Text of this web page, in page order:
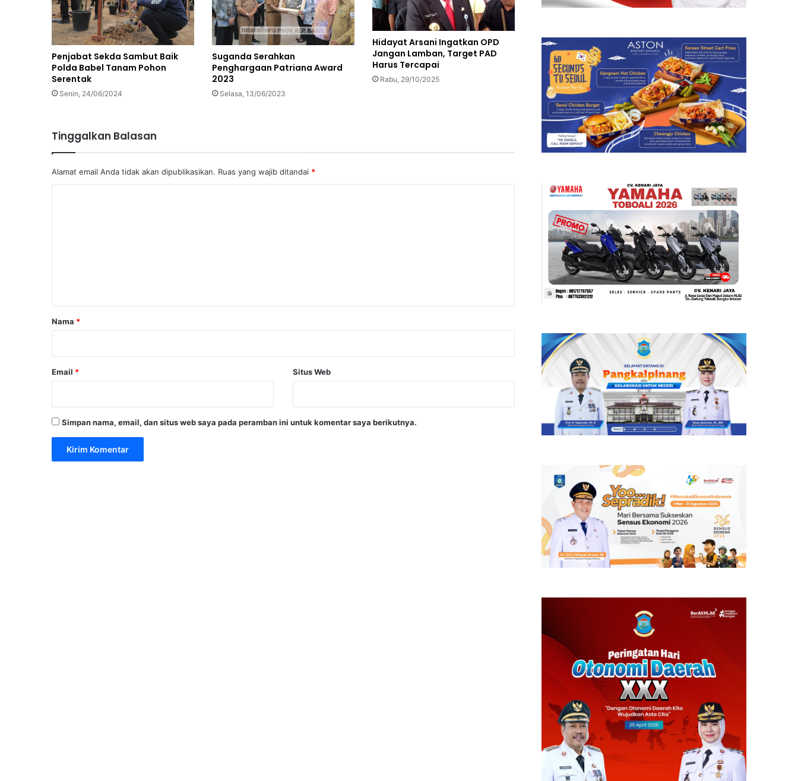
Penjabat Sekda Sambut Baik
Polda Babel Tanam Pohon
Serentak
Senin, 24/06/2024
Suganda Serahkan
Penghargaan Patriana Award
2023
Selasa, 13/06/2023
Hidayat Arsani Ingatkan OPD
Jangan Lamban, Target PAD
Harus Tercapai
Rabu, 29/10/2025
Tinggalkan Balasan
Alamat email Anda tidak akan dipublikasikan. Ruas yang wajib ditandai *
rNama *
Email * Situs Web
Simpan nama, email, dan situs web saya pada peramban ini untuk komentar saya berikutnya.